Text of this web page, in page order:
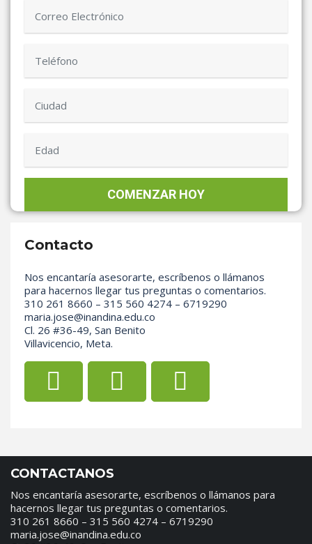
Contacto
Nos encantaría asesorarte, escríbenos o llámanos
para hacernos llegar tus preguntas o comentarios.
310 261 8660 – 315 560 4274 – 6719290
maria.jose@inandina.edu.co
Cl. 26 #36-49, San Benito
Villavicencio, Meta.
CONTACTANOS
Nos encantaría asesorarte, escríbenos o llámanos para
hacernos llegar tus preguntas o comentarios.
310 261 8660 – 315 560 4274 – 6719290
maria.jose@inandina.edu.co